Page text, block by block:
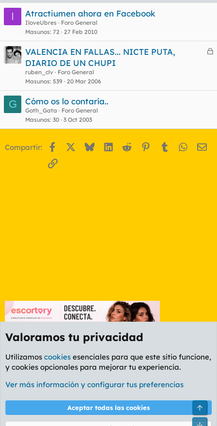
I
Atractiumen ahora en Facebook
IloveUbres
Foro General
Masunos 72 27 Feb 2010
C
a
VALENCIA EN FALLAS... NICTE PUTA,
DIARIO DE UN CHUPI
ruben_clv
Foro General
Masunos 539 20 Mar 2006
G Cómo os lo contaría..
Goth_Gata
Foro General
Masunos 30 3 Oct 2003
Compartir: Facebook BlueskyLinkedIn
Reddit Pinterest
Tumblr
Enlace
Valencia
Cookies
PL OLDSTYLE AMARILLO
Términos y reglas Política de privacidad Ayuda
Valoramos tu privacidad
Utilizamos cookies esenciales para que este sitio funcione,
y cookies opcionales para mejorar tu experiencia.
Ver más información y configurar tus preferencias
Aceptar todas las cookies
Pie